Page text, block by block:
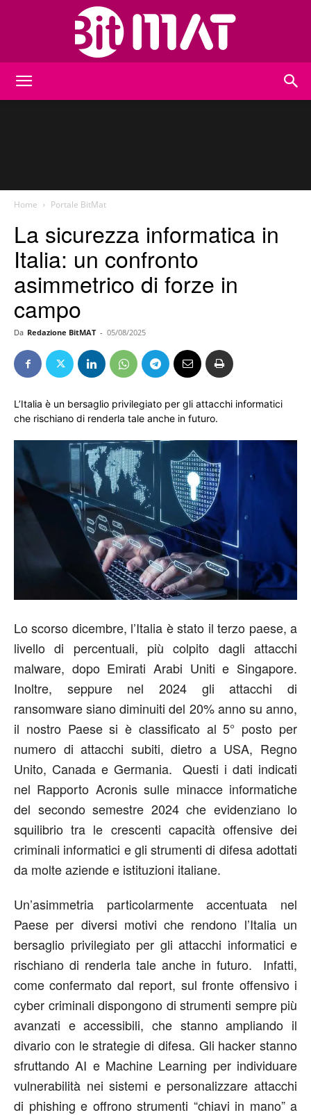
Home Portale BitMat
La sicurezza informatica in
Italia: un confronto
asimmetrico di forze in
campo
Da Redazione BitMAT - 05/08/2025
L’Italia è un bersaglio privilegiato per gli attacchi informatici
che rischiano di renderla tale anche in futuro.
Lo scorso dicembre, l’Italia è stato il terzo paese, a
livello di percentuali, più colpito dagli attacchi
malware, dopo Emirati Arabi Uniti e Singapore.
Inoltre, seppure nel 2024 gli attacchi di
ransomware siano diminuiti del 20% anno su anno,
il nostro Paese si è classificato al 5° posto per
numero di attacchi subiti, dietro a USA, Regno
Unito, Canada e Germania. Questi i dati indicati
nel Rapporto Acronis sulle minacce informatiche
del secondo semestre 2024 che evidenziano lo
squilibrio tra le crescenti capacità offensive dei
criminali informatici e gli strumenti di difesa adottati
da molte aziende e istituzioni italiane.
Un’asimmetria particolarmente accentuata nel
Paese per diversi motivi che rendono l’Italia un
bersaglio privilegiato per gli attacchi informatici e
rischiano di renderla tale anche in futuro. Infatti,
come confermato dal report, sul fronte offensivo i
cyber criminali dispongono di strumenti sempre più
avanzati e accessibili, che stanno ampliando il
divario con le strategie di difesa. Gli hacker stanno
sfruttando AI e Machine Learning per individuare
vulnerabilità nei sistemi e personalizzare attacchi
di phishing e offrono strumenti “chiavi in mano” a